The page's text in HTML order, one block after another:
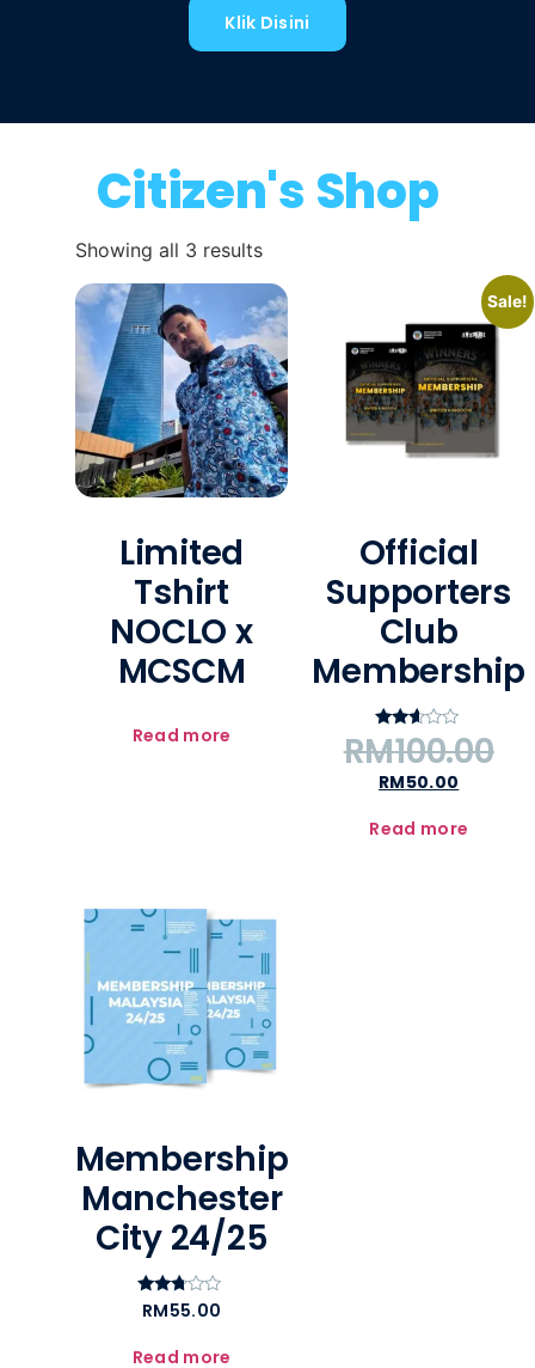
Klik Disini
Citizen's Shop
Showing all 3 results
Limited
Tshirt
NOCLO x
MCSCM
Read more
Sale!
Official
Supporters
Club
Membership
Rated
2.50
5
RM100.00
RM50.00
Read more
Membership
Manchester
City 24/25
Rated
2.62
5
RM55.00
Read more